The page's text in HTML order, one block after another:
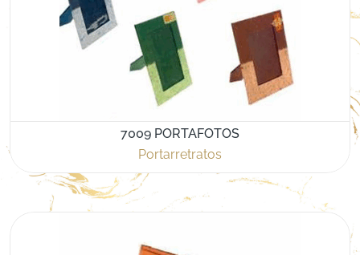
7009 PORTAFOTOS
Portarretratos